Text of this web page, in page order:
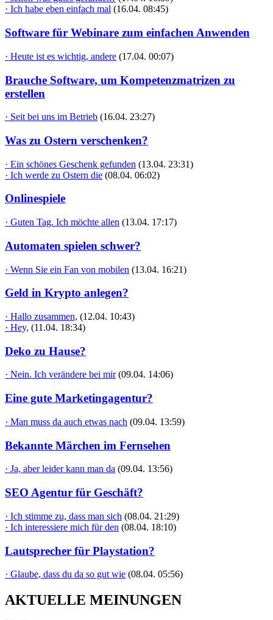
· Ich habe eben einfach mal (16.04. 08:45)
Software für Webinare zum einfachen Anwenden
· Heute ist es wichtig, andere (17.04. 00:07)
Brauche Software, um Kompetenzmatrizen zu
erstellen
· Seit bei uns im Betrieb (16.04. 23:27)
Was zu Ostern verschenken?
· Ein schönes Geschenk gefunden (13.04. 23:31)
· Ich werde zu Ostern die (08.04. 06:02)
Onlinespiele
· Guten Tag. Ich möchte allen (13.04. 17:17)
Automaten spielen schwer?
· Wenn Sie ein Fan von mobilen (13.04. 16:21)
Geld in Krypto anlegen?
· Hallo zusammen, (12.04. 10:43)
· Hey, (11.04. 18:34)
Deko zu Hause?
· Nein. Ich verändere bei mir (09.04. 14:06)
Eine gute Marketingagentur?
· Man muss da auch etwas nach (09.04. 13:59)
Bekannte Märchen im Fernsehen
· Ja, aber leider kann man da (09.04. 13:56)
SEO Agentur für Geschäft?
· Ich stimme zu, dass man sich (08.04. 21:29)
· Ich interessiere mich für den (08.04. 18:10)
Lautsprecher für Playstation?
· Glaube, dass du da so gut wie (08.04. 05:56)
AKTUELLE MEINUNGEN